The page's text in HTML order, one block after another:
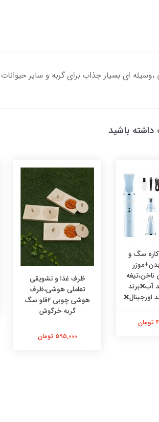
ای بسیار جذاب برای گربه و سایر
باشید
کیت موزر ۳کاره سگ و
آب❌برند
ظرف غذا و تشویقی
تعاملی هوشی،ظرف
هوشی چوبی ۲قلو سگ
گربه خرگوش
595,000 تومان